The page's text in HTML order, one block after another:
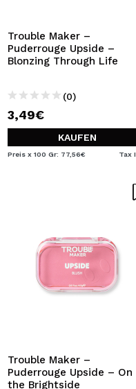
Trouble Maker –
Puderrouge Upside –
Blonzing Through Life
(0)
3,49€
KAUFEN
Preis x 100 Gr: 77,56€ Tax
Trouble Maker –
Puderrouge Upside – On
the Brightside